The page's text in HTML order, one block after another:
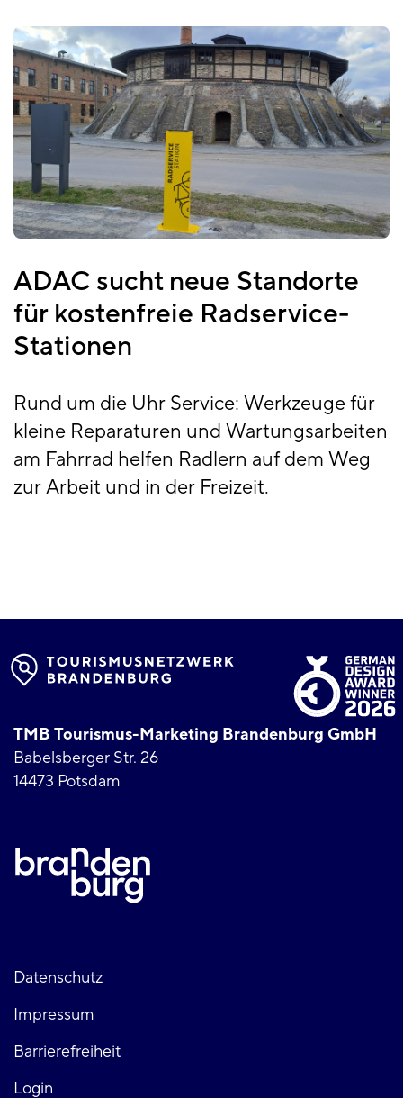
ADAC sucht neue Standorte
für kostenfreie Radservice-
Stationen
Rund um die Uhr Service: Werkzeuge für
kleine Reparaturen und Wartungsarbeiten
am Fahrrad helfen Radlern auf dem Weg
zur Arbeit und in der Freizeit.
TMB Tourismus-Marketing Brandenburg GmbH
Babelsberger Str. 26
14473 Potsdam
Fußzeile
links
Datenschutz
Impressum
Barrierefreiheit
Login